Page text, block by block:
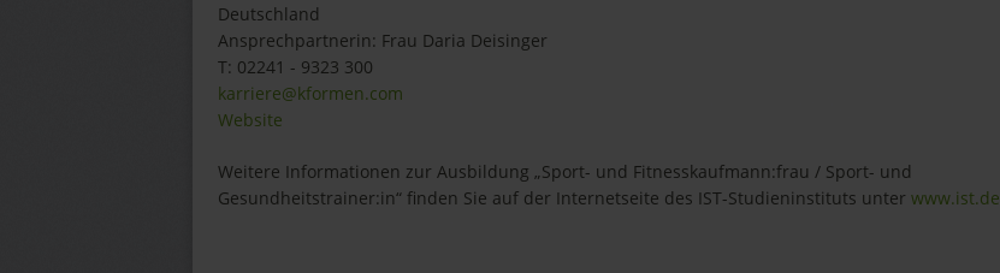
Deutschland
Ansprechpartnerin: Frau Daria Deisinger
T: 02241 - 9323 300
karriere@kformen.com
Website
Weitere Informationen zur Ausbildung „Sport- und Fitnesskaufmann:frau / Sport- und
Gesundheitstrainer:in“ finden Sie auf der Internetseite des IST-Studieninstituts unter www.ist.de